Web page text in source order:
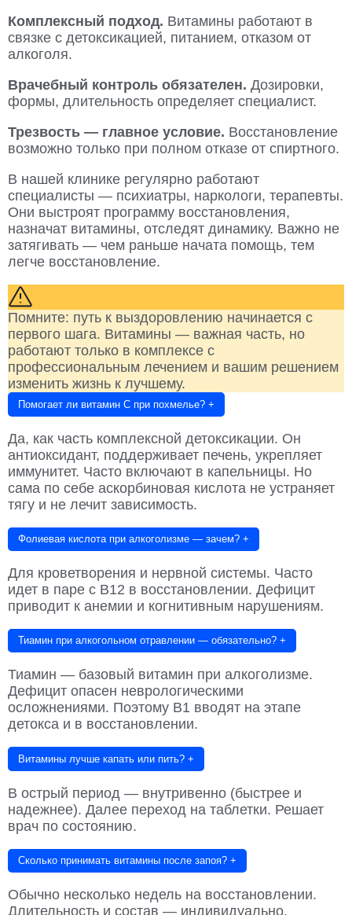
Комплексный подход. Витамины работают в
связке с детоксикацией, питанием, отказом от
алкоголя.
Врачебный контроль обязателен. Дозировки,
формы, длительность определяет специалист.
Трезвость — главное условие. Восстановление
возможно только при полном отказе от спиртного.
В нашей клинике регулярно работают
специалисты — психиатры, наркологи, терапевты.
Они выстроят программу восстановления,
назначат витамины, отследят динамику. Важно не
затягивать — чем раньше начата помощь, тем
легче восстановление.
Помните: путь к выздоровлению начинается с
первого шага. Витамины — важная часть, но
работают только в комплексе с
профессиональным лечением и вашим решением
изменить жизнь к лучшему.
Помогает ли витамин C при похмелье? +
Да, как часть комплексной детоксикации. Он
антиоксидант, поддерживает печень, укрепляет
иммунитет. Часто включают в капельницы. Но
сама по себе аскорбиновая кислота не устраняет
тягу и не лечит зависимость.
Фолиевая кислота при алкоголизме — зачем? +
Для кроветворения и нервной системы. Часто
идет в паре с В12 в восстановлении. Дефицит
приводит к анемии и когнитивным нарушениям.
Тиамин при алкогольном отравлении — обязательно? +
Тиамин — базовый витамин при алкоголизме.
Дефицит опасен неврологическими
осложнениями. Поэтому В1 вводят на этапе
детокса и в восстановлении.
Витамины лучше капать или пить? +
В острый период — внутривенно (быстрее и
надежнее). Далее переход на таблетки. Решает
врач по состоянию.
Сколько принимать витамины после запоя? +
Обычно несколько недель на восстановлении.
Длительность и состав — индивидуально.